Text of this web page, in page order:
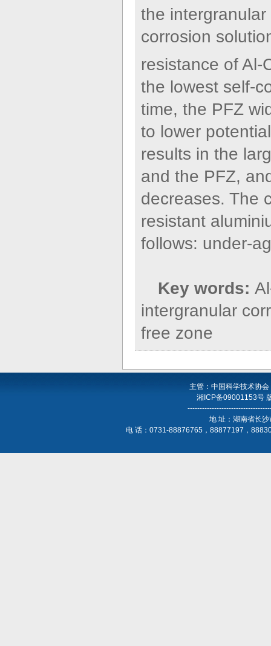
the
corrosion
resistance of Al-
the lowest self-
time, the PFZ
to lower
results in the
and the PFZ,
decreases. The
resistant
follows: under-
Key words:
intergranular
free zone
主管：中国科学技术协
湘ICP备09001153号
地 址：湖南省长
电 话：0731-88876765，88877197，